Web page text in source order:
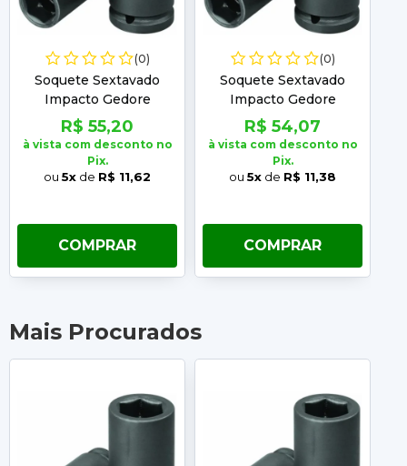
(0)
Soquete Sextavado
Impacto Gedore
Encaixe 1/2 Longo
10MM
R$ 55,20
à vista com desconto no
Pix.
ou 5x de R$ 11,62
COMPRAR
(0)
Soquete Sextavado
Impacto Gedore
Encaixe 1/2 Longo
14MM
R$ 54,07
à vista com desconto no
Pix.
ou 5x de R$ 11,38
COMPRAR
Mais Procurados